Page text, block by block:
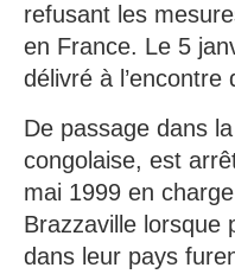
refusant les
en France. Le 5
délivré à l’encontre
De passage dans
congolaise, est
mai 1999 en
Brazzaville lorsque
dans leur pays